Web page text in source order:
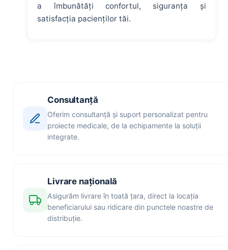
a îmbunătăți confortul, siguranța și
satisfacția pacienților tăi.
Consultanță
Oferim consultanță și suport personalizat pentru
proiecte medicale, de la echipamente la soluții
integrate.
Livrare națională
Asigurăm livrare în toată țara, direct la locația
beneficiarului sau ridicare din punctele noastre de
distribuție.